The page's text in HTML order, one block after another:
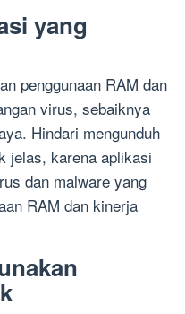
yang
penggunaan RAM dan
virus, sebaiknya
Hindari mengunduh
jelas, karena aplikasi
dan malware yang
RAM dan kinerja